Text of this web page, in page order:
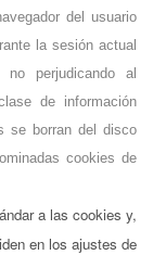
del usuario
la sesión actual
perjudicando al
de información
se borran del disco
cookies de
a las cookies y,
en los ajustes de